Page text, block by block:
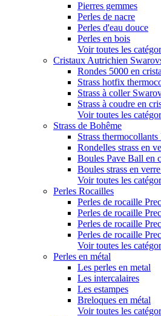
Pierres gemmes
Perles de nacre
Perles d'eau douce
Perles en bois
Voir toutes les
Cristaux Autrichien
Rondes 5000 en
Strass hotfix
Strass à coller
Strass à coudre en
Voir toutes les
Strass de Bohême
Strass
Rondelles strass en
Boules Pave Ball en
Boules strass en
Voir toutes les
Perles Rocailles
Perles de rocaille
Perles de rocaille
Perles de rocaille
Perles de rocaille
Voir toutes les
Perles en métal
Les perles en metal
Les intercalaires
Les estampes
Breloques en métal
Voir toutes les